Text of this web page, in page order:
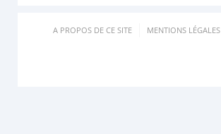
A PROPOS DE CE SITE MENTIONS LÉGALES